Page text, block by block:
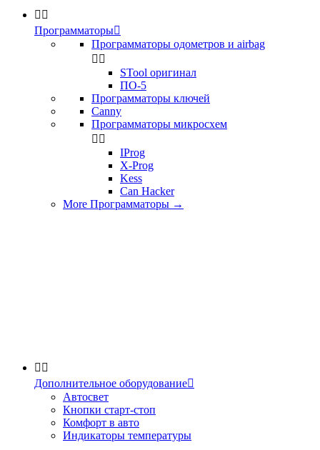
 
Программаторы
Программаторы одометров и airbag
 
STool оригинал
ПО-5
Программаторы ключей
Canny
Программаторы микросхем
 
IProg
X-Prog
Kess
Can Hacker
More Программаторы →
 
Дополнительное оборудование
Автосвет
Кнопки старт-стоп
Комфорт в авто
Индикаторы температуры